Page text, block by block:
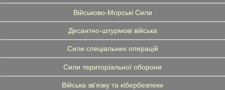
Військово-Морські Сили
Десантно-штурмові війська
Сили спеціальних операцій
Сили територіальної оборони
Війська зв'язку та кібербезпеки